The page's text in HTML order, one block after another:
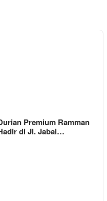
Premium Ramman
di Jl. Jabal…